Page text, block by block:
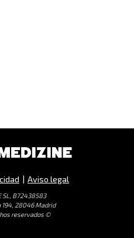
| Aviso legal
SL, B72438583
194, 28046 Madrid
reservados ©